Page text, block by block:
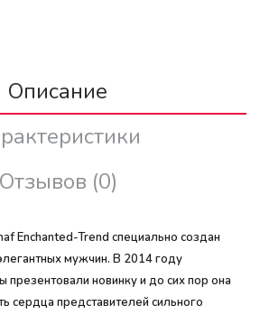
Описание
Отзывов (0)
Enchanted-Trend специально создан
мужчин. В 2014 году
новинку и до сих пор она
сердца представителей сильного